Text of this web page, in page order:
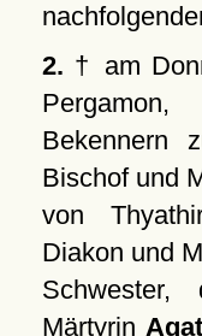
2. † am
Bekennern
Bischof und
von
Diakon und
Märtyrin